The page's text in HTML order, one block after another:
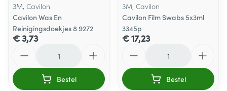
3M, Cavilon
Cavilon Was En
Reinigingsdoekjes 8 9272
€ 3,73
Bestel
3M, Cavilon
Cavilon Film Swabs 5x3ml
3345p
€ 17,23
Bestel